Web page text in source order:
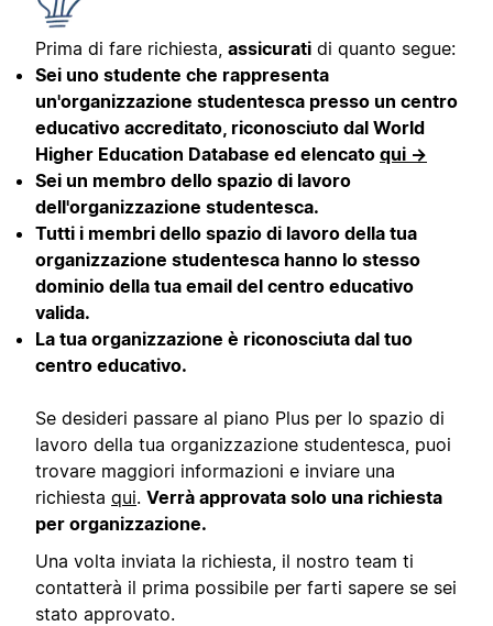
Prima di fare richiesta, assicurati di quanto segue:
Sei uno studente che rappresenta
un'organizzazione studentesca presso un centro
educativo accreditato, riconosciuto dal World
Higher Education Database ed elencato qui →
Sei un membro dello spazio di lavoro
dell'organizzazione studentesca.
Tutti i membri dello spazio di lavoro della tua
organizzazione studentesca hanno lo stesso
dominio della tua email del centro educativo
valida.
La tua organizzazione è riconosciuta dal tuo
centro educativo.
Se desideri passare al piano Plus per lo spazio di
lavoro della tua organizzazione studentesca, puoi
trovare maggiori informazioni e inviare una
richiesta qui. Verrà approvata solo una richiesta
per organizzazione.
Una volta inviata la richiesta, il nostro team ti
contatterà il prima possibile per farti sapere se sei
stato approvato.